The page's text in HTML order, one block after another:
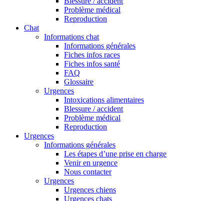
Problème médical
Reproduction
Chat
Informations chat
Informations générales
Fiches infos races
Fiches infos santé
FAQ
Glossaire
Urgences
Intoxications alimentaires
Blessure / accident
Problème médical
Reproduction
Urgences
Informations générales
Les étapes d’une prise en charge
Venir en urgence
Nous contacter
Urgences
Urgences chiens
Urgences chats